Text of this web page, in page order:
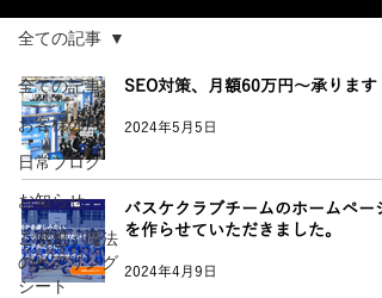
全ての記事
お客様の声
日常ブログ
お知らせ
ご感想：魔法
のヒアリング
シート
全ての記事
SEO対策、月額60万円～承ります
2024年5月5日
バスケクラブチームのホームページ
を作らせていただきました。
2024年4月9日